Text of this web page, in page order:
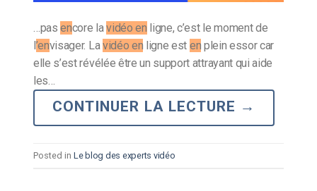
…pasencore lavidéo en ligne, c’est le moment de
l’envisager. Lavidéo en ligne est en plein essor car
elle s’est révélée être un support attrayant qui aide
les…
CONTINUER LA LECTURE →
Posted in Le blog des experts vidéo